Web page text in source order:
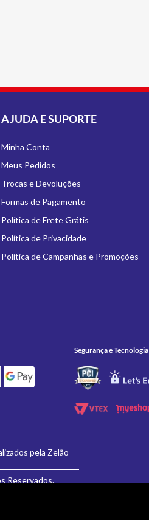
AJUDA E SUPORTE
Minha Conta
Meus Pedidos
Trocas e Devoluções
Formas de Pagamento
Política de Frete Grátis
Política de Privacidade
Política de Campanhas e Promoções
Segurança e Tecnologia
pela Zelão
Reservados.